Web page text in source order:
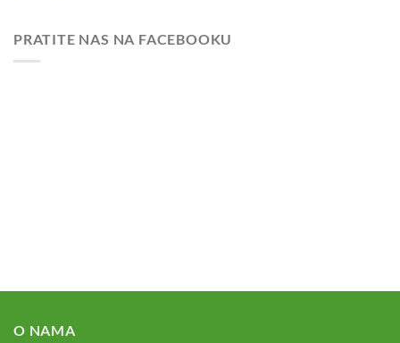
PRATITE NAS NA FACEBOOKU
O NAMA